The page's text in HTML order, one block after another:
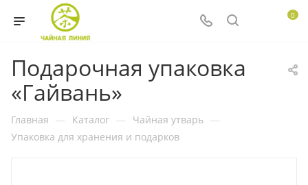
0
Подарочная упаковка
«Гайвань»
Главная — Каталог — Чайная утварь —
Упаковка для хранения и подарков